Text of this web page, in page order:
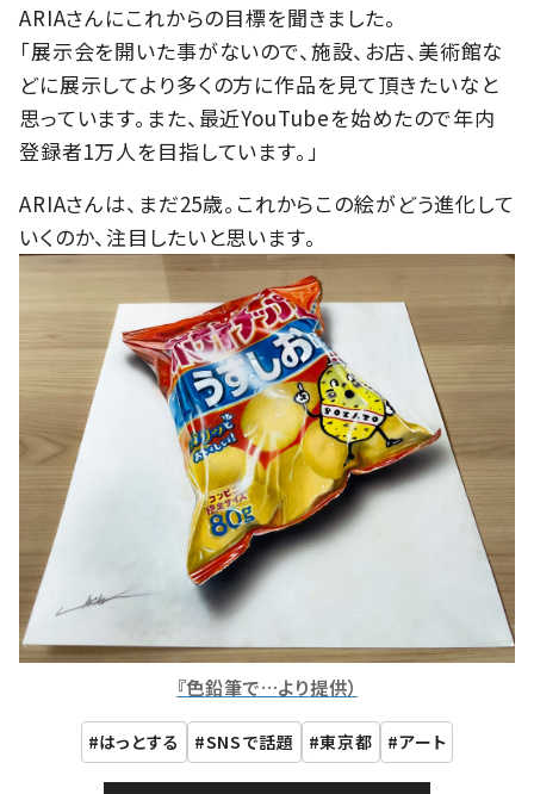
ARIAさんにこれからの目標を聞きました。
「展示会を開いた事がないので、施設、お店、美術館な
どに展示してより多くの方に作品を見て頂きたいなと
思っています。また、最近YouTubeを始めたので年内
登録者1万人を目指しています。」
ARIAさんは、まだ25歳。これからこの絵がどう進化して
いくのか、注目したいと思います。
『色鉛筆で…より提供）
はっとする SNSで話題 東京都 アート